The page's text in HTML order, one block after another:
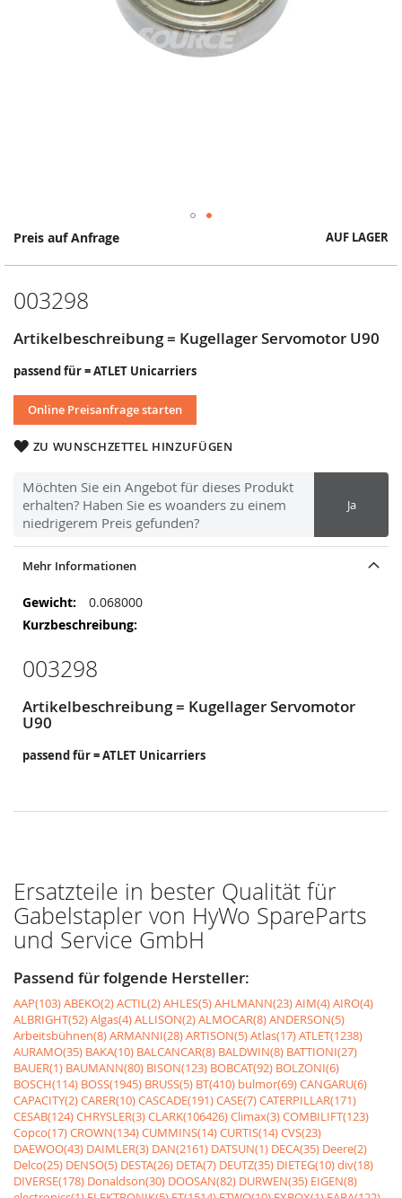
Preis auf Anfrage AUF LAGER
003298
Artikelbeschreibung = Kugellager Servomotor U90
passend für = ATLET Unicarriers
Online Preisanfrage starten
ZU WUNSCHZETTEL HINZUFÜGEN
Möchten Sie ein Angebot für dieses Produkt
erhalten? Haben Sie es woanders zu einem
niedrigerem Preis gefunden?
Ja
Springe
Anfang
Bildergalerie
Mehr Informationen
Mehr
Informationen
0.068000
003298
Artikelbeschreibung = Kugellager Servomotor
U90
passend für = ATLET Unicarriers
Ersatzteile in bester Qualität für
Gabelstapler von HyWo SpareParts
und Service GmbH
Passend für folgende Hersteller:
AAP(103)ABEKO(2)ACTIL(2)AHLES(5)AHLMANN(23)AIM(4)AIRO(4)
ALBRIGHT(52)Algas(4)ALLISON(2)ALMOCAR(8)ANDERSON(5)
Arbeitsbühnen(8)ARMANNI(28)ARTISON(5)Atlas(17)ATLET(1238)
AURAMO(35) BAKA(10) BALCANCAR(8) BALDWIN(8) BATTIONI(27)
BAUER(1) BAUMANN(80) BISON(123) BOBCAT(92) BOLZONI(6)
BOSCH(114) BOSS(1945) BRUSS(5) BT(410) bulmor(69)CANGARU(6)
CAPACITY(2)CARER(10)CASCADE(191)CASE(7)CATERPILLAR(171)
CESAB(124)CHRYSLER(3)CLARK(106426)Climax(3)COMBILIFT(123)
Copco(17)CROWN(134)CUMMINS(14)CURTIS(14)CVS(23)
DAEWOO(43) DAIMLER(3) DAN(2161) DATSUN(1) DECA(35) Deere(2)
Delco(25) DENSO(5) DESTA(26) DETA(7) DEUTZ(35) DIETEG(10)div(18)
DIVERSE(178) Donaldson(30) DOOSAN(82) DURWEN(35) EIGEN(8)